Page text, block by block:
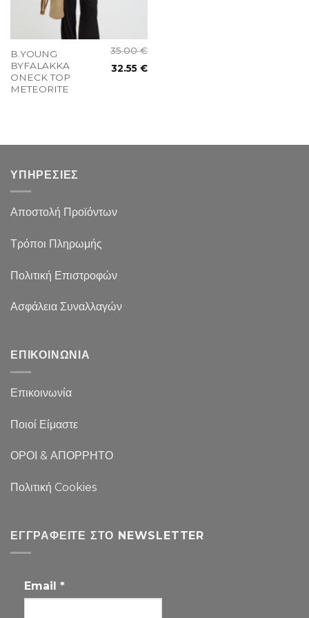
B.YOUNG
BYFALAKKA
ONECK TOP
METEORITE
35.00€
32.55€
ΥΠΗΡΕΣΙΕΣ
Αποστολή Προϊόντων
Τρόποι Πληρωμής
Πολιτική Επιστροφών
Ασφάλεια Συναλλαγών
ΕΠΙΚΟΙΝΩΝΙΑ
Επικοινωνία
Ποιοί Είμαστε
ΟΡΟΙ & ΑΠΟΡΡΗΤΟ
Πολιτική Cookies
ΕΓΓΡΑΦΕΊΤΕ ΣΤΟ NEWSLETTER
Email *